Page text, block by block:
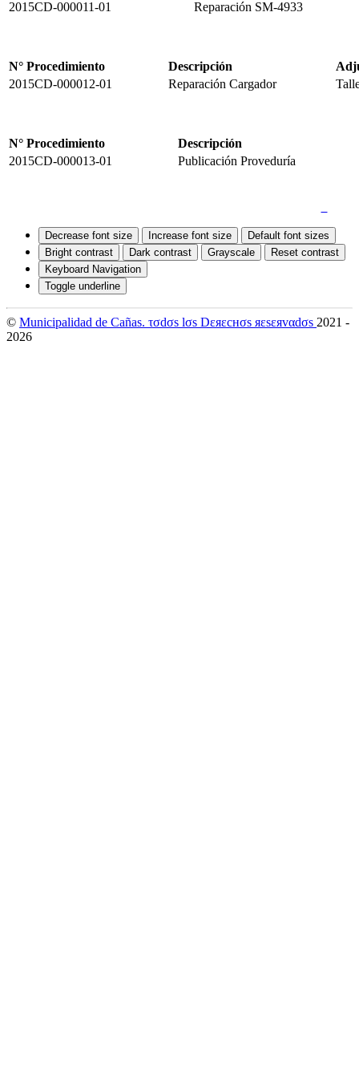
2015CD-000011-01
Reparación SM-4933
N° Procedimiento Descripción
2015CD-000012-01
Reparación Cargador
N° Procedimiento
Descripción
2015CD-000013-01
Publicación Proveduría
Decrease font size Increase font size
Default font sizes
Bright contrast
Dark contrast Grayscale
Reset contrast
Keyboard Navigation
Toggle underline
© Municipalidad de Cañas. τσdσs lσs Dεяεcнσs яεsεяvαdσs 2021 -
2026